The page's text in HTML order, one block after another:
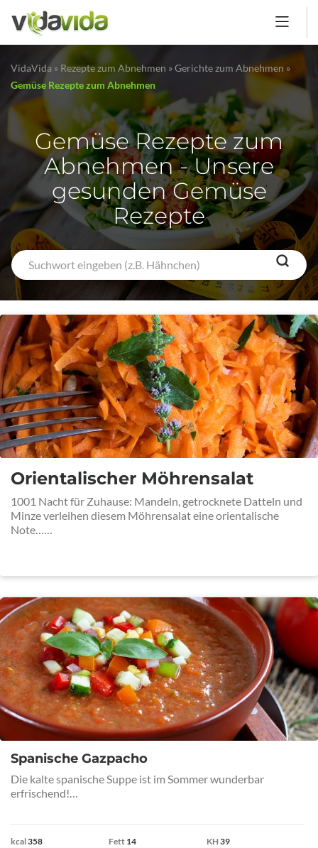
VidaVida » Rezepte zum Abnehmen »Gerichte zum Abnehmen »
Gemüse Rezepte zum Abnehmen
Gemüse Rezepte zum
Abnehmen - Unsere
gesunden Gemüse
Rezepte
Orientalischer Möhrensalat
1001 Nacht für Zuhause: Mandeln, getrocknete Datteln und
Minze verleihen diesem Möhrensalat eine orientalische
Note……
Spanische Gazpacho
Die kalte spanische Suppe ist im Sommer wunderbar
erfrischend!…
kcal358 Fett 14 KH39